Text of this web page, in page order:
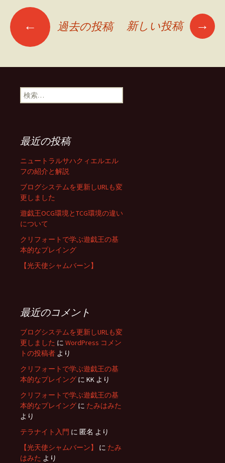
投
稿
ナ
ゲ
ー
シ
ョ
← 過去の投稿 新しい投稿 →
検
索:
最近の投稿
ニュートラルサハクィエルエル
フの紹介と解説
ブログシステムを更新しURLも変
更しました
遊戯王OCG環境とTCG環境の違い
について
クリフォートで学ぶ遊戯王の基
本的なプレイング
【光天使シャムバーン】
最近のコメント
ブログシステムを更新しURLも変
更しました に WordPress コメン
トの投稿者 より
クリフォートで学ぶ遊戯王の基
本的なプレイング に KK より
クリフォートで学ぶ遊戯王の基
本的なプレイング に たみはみた
より
テラナイト入門 に 匿名 より
【光天使シャムバーン】
に たみ
はみた より